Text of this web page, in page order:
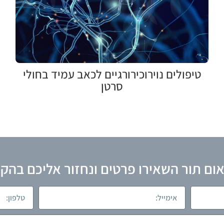
טיפולים נוירוכירורגיים לכאב עמיד בחולי
סרטן
תור השאירו פרטים ונחזור אליכם